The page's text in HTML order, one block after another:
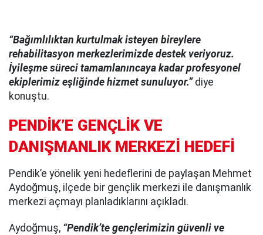
“Bağımlılıktan kurtulmak isteyen bireylere
rehabilitasyon merkezlerimizde destek veriyoruz.
İyileşme süreci tamamlanıncaya kadar profesyonel
ekiplerimiz eşliğinde hizmet sunuluyor.”diye
konuştu.
PENDİK’E GENÇLİK VE
DANIŞMANLIK MERKEZİ HEDEFİ
Pendik’e yönelik yeni hedeflerini de paylaşan Mehmet
Aydoğmuş, ilçede bir gençlik merkezi ile danışmanlık
merkezi açmayı planladıklarını açıkladı.
Aydoğmuş, “Pendik’te gençlerimizin güvenli ve